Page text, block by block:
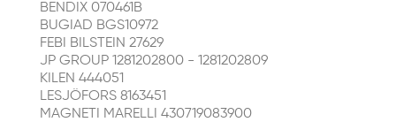
BENDIX 070461B
BUGIAD BGS10972
FEBI BILSTEIN 27629
JP GROUP 1281202800 - 1281202809
KILEN 444051
LESJÖFORS 8163451
MAGNETI MARELLI 430719083900